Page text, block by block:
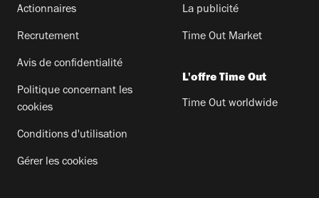
Actionnaires
Recrutement
Avis de confidentialité
Politique concernant les
cookies
Conditions d'utilisation
Gérer les cookies
La publicité
Time Out Market
L'offre Time Out
Time Out worldwide